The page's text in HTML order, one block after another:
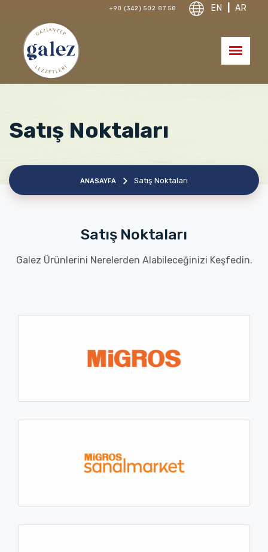
+90 (342) 502 87 58 EN AR
Satış Noktaları
ANASAYFA Satış Noktaları
Satış Noktaları
Galez Ürünlerini Nerelerden Alabileceğinizi Keşfedin.